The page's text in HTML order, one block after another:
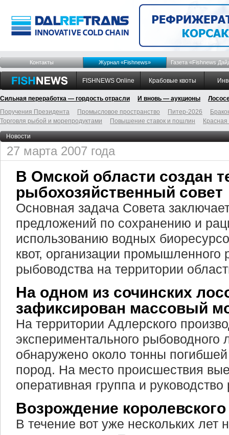
Контакты Журнал «Fishnews» Газета «Fishnews
FISHNEWS Online Крабовые квоты
Сильная переработка — гордость отрасли И вновь — аукционы
Поручения Президента
Промысловое пространство Питер-2026
Торговля рыбой и морепродуктами
Повышение ставок и пошлин
Новости
27 марта 2007 года
В Омской области создан
рыбохозяйственный совет
Основная задача Совета
предложений по сохранению и
использованию водных
квот, организации промышленного
рыбоводства на территории
На одном из сочинских
зафиксирован массовый
На территории Адлерского
экспериментального рыбоводного
обнаружено около тонны
пород. На место происшествия
оперативная группа и
Возрождение
В течение вот уже нескольких лет